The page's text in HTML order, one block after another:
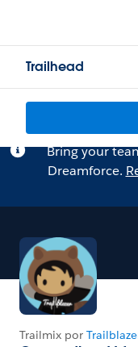
Trailhead
Bring your
Dreamforce.